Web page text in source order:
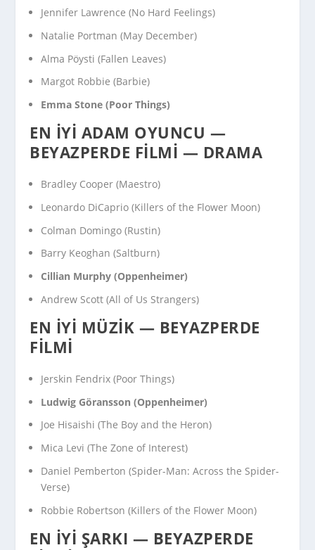
Jennifer Lawrence (No Hard Feelings)
Natalie Portman (May December)
Alma Pöysti (Fallen Leaves)
Margot Robbie (Barbie)
Emma Stone (Poor Things)
EN İYI ADAM OYUNCU —
BEYAZPERDE FILMI — DRAMA
Bradley Cooper (Maestro)
Leonardo DiCaprio (Killers of the Flower Moon)
Colman Domingo (Rustin)
Barry Keoghan (Saltburn)
Cillian Murphy (Oppenheimer)
Andrew Scott (All of Us Strangers)
EN İYI MÜZIK — BEYAZPERDE
FILMI
Jerskin Fendrix (Poor Things)
Ludwig Göransson (Oppenheimer)
Joe Hisaishi (The Boy and the Heron)
Mica Levi (The Zone of Interest)
Daniel Pemberton (Spider-Man: Across the Spider-
Verse)
Robbie Robertson (Killers of the Flower Moon)
EN İYI ŞARKI — BEYAZPERDE